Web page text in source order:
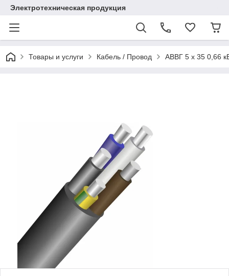
Электротехническая продукция
Товары и услуги Кабель / Провод АВВГ 5 х 35 0,66